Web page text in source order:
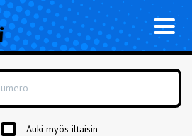
Auki myös iltaisin